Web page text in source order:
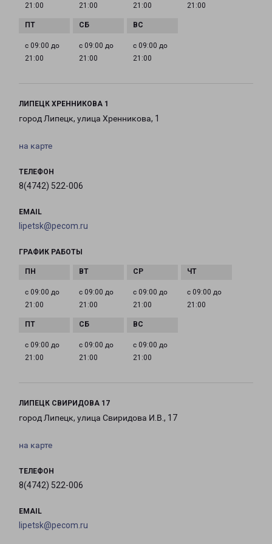
21:00
21:00
21:00
21:00
с 09:00 до
21:00
с 09:00 до
21:00
с 09:00 до
21:00
ЛИПЕЦК ХРЕННИКОВА 1
город Липецк, улица Хренникова, 1
на карте
ТЕЛЕФОН
8(4742) 522-006
EMAIL
lipetsk@pecom.ru
ГРАФИК РАБОТЫ
с 09:00 до
21:00
с 09:00 до
21:00
с 09:00 до
21:00
с 09:00 до
21:00
с 09:00 до
21:00
с 09:00 до
21:00
с 09:00 до
21:00
ЛИПЕЦК СВИРИДОВА 17
город Липецк, улица Свиридова И.В., 17
на карте
ТЕЛЕФОН
8(4742) 522-006
EMAIL
lipetsk@pecom.ru